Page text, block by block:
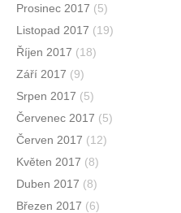
Prosinec 2017 (5)
Listopad 2017 (19)
Říjen 2017 (18)
Září 2017 (9)
Srpen 2017 (5)
Červenec 2017 (5)
Červen 2017 (12)
Květen 2017 (8)
Duben 2017 (8)
Březen 2017 (6)